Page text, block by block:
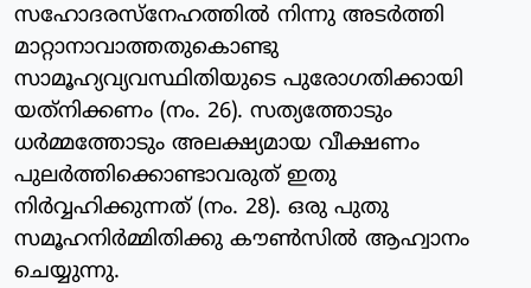
സഹോദരസ്‌നേഹത്തില്‍ നിന്നു അടര്‍ത്തി
മാറ്റാനാവാത്തതുകൊണ്ടു
സാമൂഹ്യവ്യവസ്ഥിതിയുടെ പുരോഗതിക്കായി
യത്‌നിക്കണം (നം. 26). സത്യത്തോടും
ധര്‍മ്മത്തോടും അലക്ഷ്യമായ വീക്ഷണം
പുലര്‍ത്തിക്കൊണ്ടാവരുത് ഇതു
നിര്‍വ്വഹിക്കുന്നത് (നം. 28). ഒരു പുതു
സമൂഹനിര്‍മ്മിതിക്കു കൗണ്‍സില്‍ ആഹ്വാനം
ചെയ്യുന്നു.